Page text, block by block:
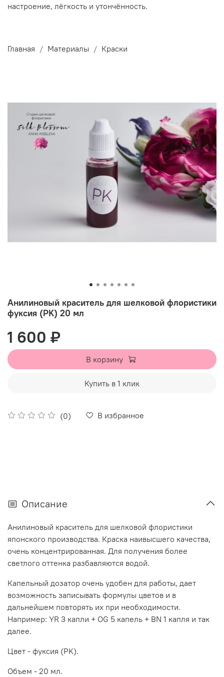
настроение, лёгкость и утончённость.
Главная Материалы Краски
Анилиновый краситель для шелковой флористики
фуксия (PK) 20 мл
(0) В избранное
1 600 ₽
В корзину
Купить в 1 клик
Описание
Анилиновый краситель для шелковой флористики
японского производства. Краска наивысшего качества,
очень концентрированная. Для получения более
светлого оттенка разбавляются водой.
Капельный дозатор очень удобен для работы, дает
возможность записывать формулы цветов и в
дальнейшем повторять их при необходимости.
Например: YR 3 капли + OG 5 капель + BN 1 капля и так
далее.
Цвет - фуксия (PK).
Объем - 20 мл.